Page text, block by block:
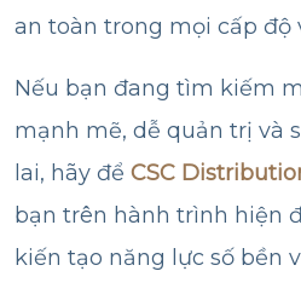
an toàn trong mọi cấp độ
Nếu bạn đang tìm kiếm
mạnh mẽ, dễ quản trị và
lai, hãy để CSC
bạn trên hành trình hiện
kiến tạo năng lực số bền